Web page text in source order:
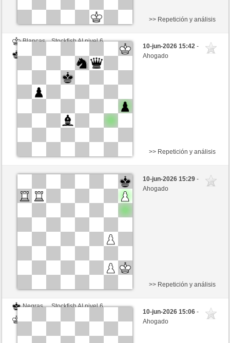
Blancas
Stockfish AI nivel 6
>> Repetición y análisis
10-jun-2026 15:42-
Ahogado
Blancas
Stockfish AI nivel 6
>> Repetición y análisis
10-jun-2026 15:29-
Ahogado
Negras
Stockfish AI nivel 6
>> Repetición y análisis
10-jun-2026 15:06-
Ahogado